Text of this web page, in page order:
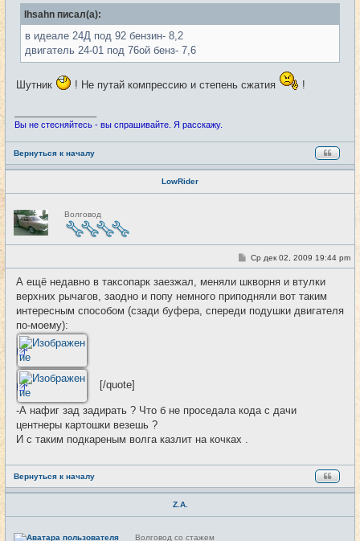
б
е
Ihsahn писал(а):
в идеале 24Д под 92 бензин- 8,2
двигатель 24-01 под 76ой бенз- 7,6
Шутник ! Не путай компрессию и степень сжатия !
Вы не стесняйтесь - вы спрашивайте. Я расскажу.
Вернуться к началу
LowRider
Н
е
в
с
е
и
Волговод
#26
С
о
б
щ
е
н
Ср дек 02, 2009 19:44 pm
А ещё недавно в таксопарк заезжал, меняли шкворня и втулки
верхних рычагов, заодно и попу немного приподняли вот таким
интересным способом (сзади буфера, спереди подушки двигателя
по-моему):
[/quote]
-А нафиг зад задирать ? Что б не проседала кода с дачи
центнеры картошки везешь ?
И с таким подкареным волга казлит на кочках .
Вернуться к началу
Z.A.
Н
Волговод со стажем